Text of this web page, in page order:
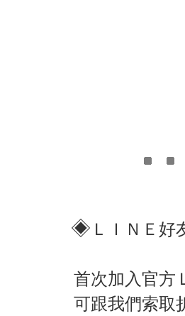
◈ ＬＩＮＥ好
首次加入官方
可跟我們索取